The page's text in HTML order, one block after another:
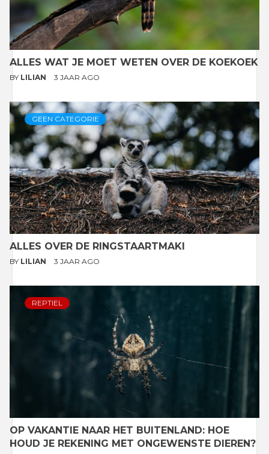
ALLES WAT JE MOET WETEN OVER DE KOEKOEK
BY LILIAN 3 JAAR AGO
GEEN CATEGORIE
ALLES OVER DE RINGSTAARTMAKI
BY LILIAN 3 JAAR AGO
REPTIEL
OP VAKANTIE NAAR HET BUITENLAND: HOE
HOUD JE REKENING MET ONGEWENSTE DIEREN?